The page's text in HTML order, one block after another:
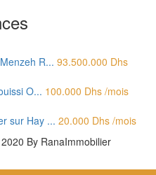
R... 93.500.000 Dhs
O... 100.000 Dhs /mois
sur Hay ... 20.000 Dhs /mois
By RanaImmobilier